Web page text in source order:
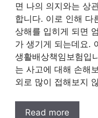
면 나의 의지와는 상
합니다. 이로 인해 다
상해를 입히게 되면
가 생기게 되는데요.
생활배상책임보험입
는 사고에 대해 손해
외로 많이 접해보지
Read more